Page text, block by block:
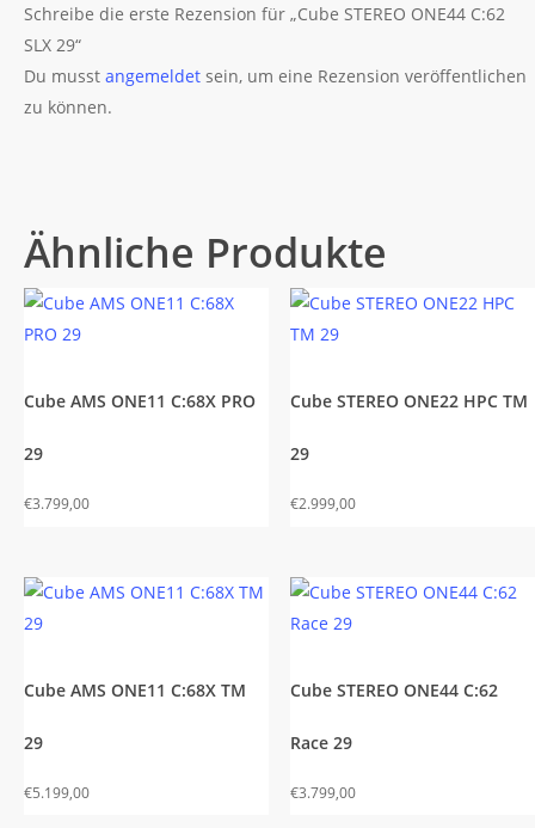
Schreibe die erste Rezension für „Cube STEREO ONE44 C:62
SLX 29“
Du musst angemeldet sein, um eine Rezension veröffentlichen
zu können.
Ähnliche Produkte
Cube AMS ONE11 C:68X PRO
29
€3.799,00
Cube STEREO ONE22 HPC TM
29
€2.999,00
Cube AMS ONE11 C:68X TM
29
€5.199,00
Cube STEREO ONE44 C:62
Race 29
€3.799,00